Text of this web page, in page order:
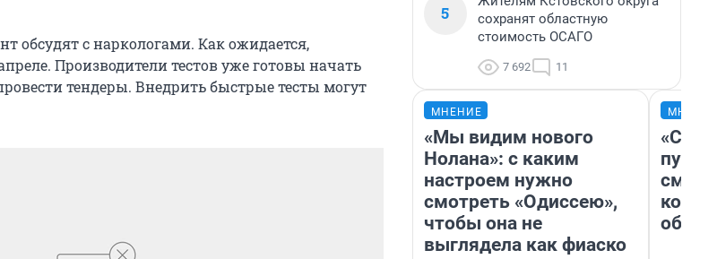
обсудят с наркологами. Как ожидается,
Производители тестов уже готовы начать
тендеры. Внедрить быстрые тесты могут
5
сохранят областную
стоимость ОСАГО
7 692 11
МНЕНИЕ
«Мы видим нового
Нолана»: с каким
настроем нужно
смотреть «Одиссею»,
чтобы она не
выглядела как фиаско